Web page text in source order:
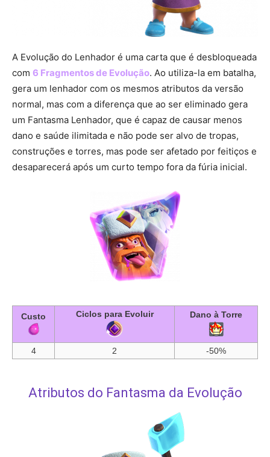
A Evolução do Lenhador é uma carta que é desbloqueada
com 6 Fragmentos de Evolução. Ao utiliza-la em batalha,
gera um lenhador com os mesmos atributos da versão
normal, mas com a diferença que ao ser eliminado gera
um Fantasma Lenhador, que é capaz de causar menos
dano e saúde ilimitada e não pode ser alvo de tropas,
construções e torres, mas pode ser afetado por feitiços e
desaparecerá após um curto tempo fora da fúria inicial.
Custo Ciclos para Evoluir Dano à Torre
4 2 -50%
Atributos do Fantasma da Evolução